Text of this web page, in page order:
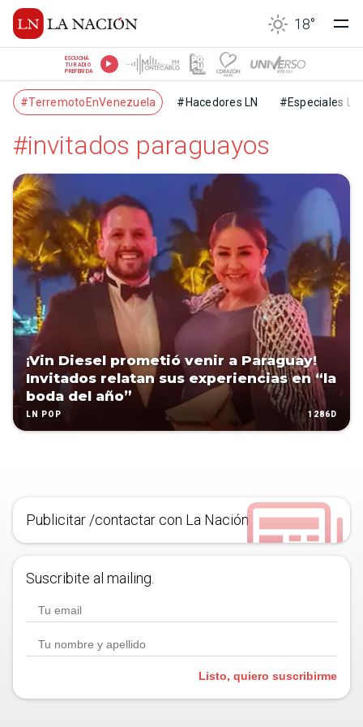
18°
ESCUCHÁ
TU RADIO
PREFERIDA
#TerremotoEnVenezuela #Hacedores LN #Especiales LN
#invitados paraguayos
¡Vin Diesel prometió venir a Paraguay!
Invitados relatan sus experiencias en “la
boda del año”
LN POP 1286D
Publicitar /contactar con La Nación
Suscribite al mailing.
Listo, quiero suscribirme